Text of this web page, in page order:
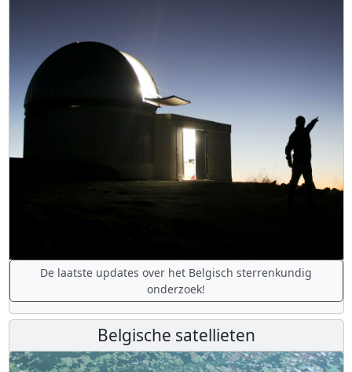
De laatste updates over het Belgisch sterrenkundig
onderzoek!
Belgische satellieten